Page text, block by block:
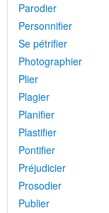
Parodier
Personnifier
Se pétrifier
Photographier
Plier
Plagier
Planifier
Plastifier
Pontifier
Préjudicier
Prosodier
Publier